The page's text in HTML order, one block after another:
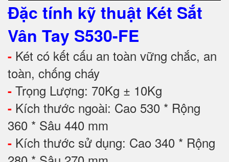
Đặc tính kỹ thuật Két Sắt
Vân Tay S530-FE
- Két có kết cấu an toàn vững chắc, an
toàn, chống cháy
- Trọng Lượng: 70Kg ± 10Kg
- Kích thước ngoài: Cao 530 * Rộng
360 * Sâu 440 mm
- Kích thước sử dụng: Cao 340 * Rộng